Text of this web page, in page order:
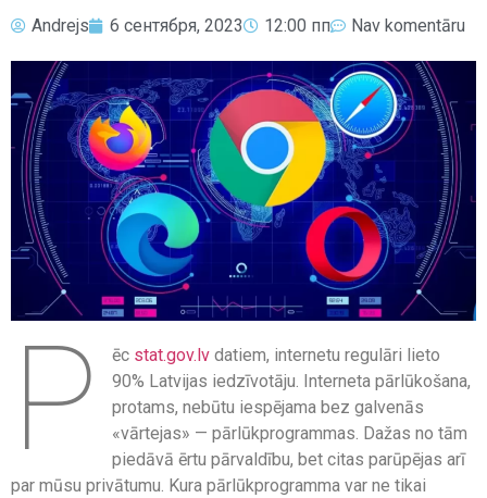
Andrejs 6 сентября, 2023 12:00 пп Nav komentāru
P ēc stat.gov.lv datiem, internetu regulāri lieto
90% Latvijas iedzīvotāju. Interneta pārlūkošana,
protams, nebūtu iespējama bez galvenās
«vārtejas» — pārlūkprogrammas. Dažas no tām
piedāvā ērtu pārvaldību, bet citas parūpējas arī
par mūsu privātumu. Kura pārlūkprogramma var ne tikai